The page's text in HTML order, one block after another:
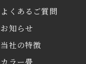
よくあるご質問
お知らせ
当社の特徴
カラー畳